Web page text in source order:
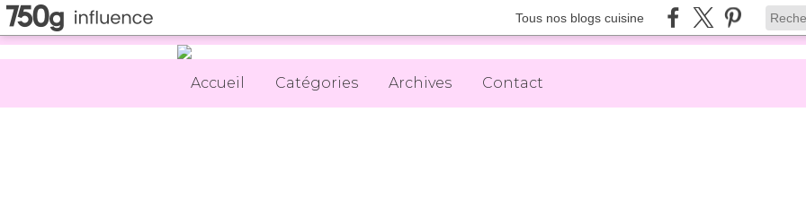
Tous nos blogs cuisine
Accueil Catégories Archives Contact